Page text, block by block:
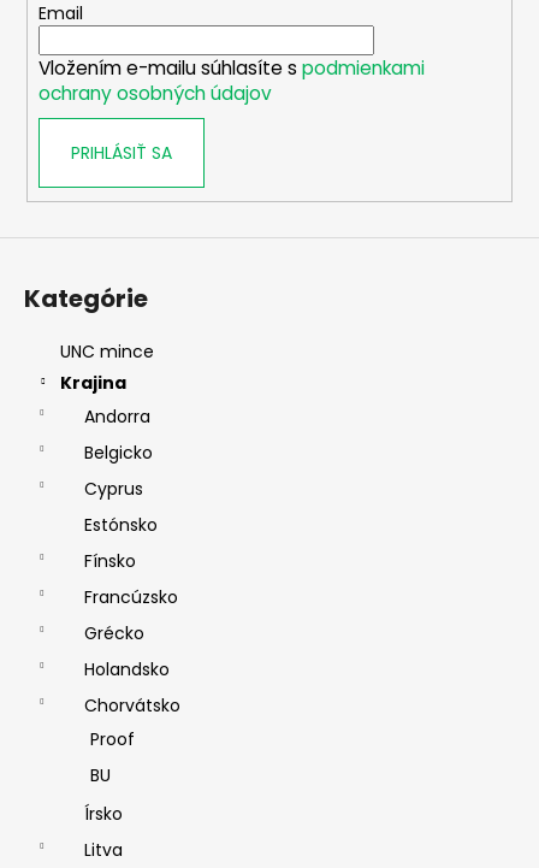
Email
Vložením e-mailu súhlasíte s podmienkami
ochrany osobných údajov
PRIHLÁSIŤ SA
Kategórie
UNC mince
Krajina
Andorra
Belgicko
Cyprus
Estónsko
Fínsko
Francúzsko
Grécko
Holandsko
Chorvátsko
Proof
BU
Írsko
Litva